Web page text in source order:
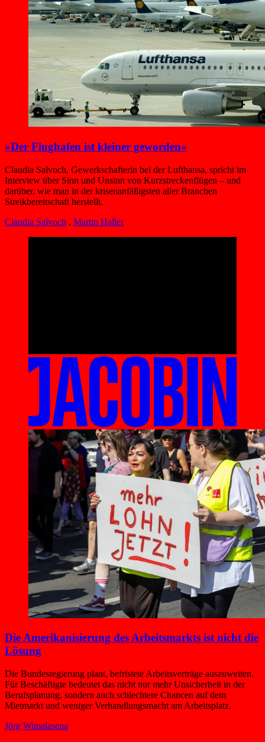
»Der Flughafen ist kleiner geworden«
Claudia Salvoch, Gewerkschafterin bei der Lufthansa, spricht im
Interview über Sinn und Unsinn von Kurzstreckenflügen – und
darüber, wie man in der krisenanfälligsten aller Branchen
Streikbereitschaft herstellt.
Claudia Salvoch , Martin Haller
Die Amerikanisierung des Arbeitsmarkts ist nicht die
Lösung
Die Bundesregierung plant, befristete Arbeitsverträge auszuweiten.
Für Beschäftigte bedeutet das nicht nur mehr Unsicherheit in der
Berufsplanung, sondern auch schlechtere Chancen auf dem
Mietmarkt und weniger Verhandlungsmacht am Arbeitsplatz.
Jörg Wimalasena